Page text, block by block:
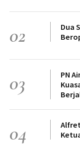
02
Dua
03
PN
04